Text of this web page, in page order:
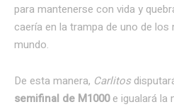
para mantenerse con vida y
caería en la trampa de uno de
mundo.
De esta manera, Carlitos
semifinal de M1000e igualará la